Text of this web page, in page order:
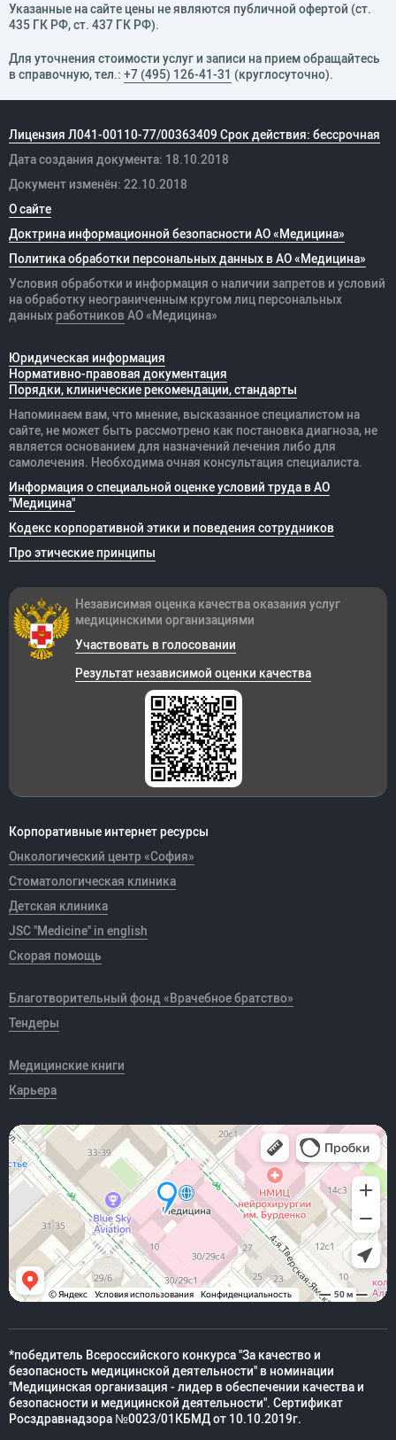
Указанные на сайте цены не являются публичной офертой (ст.
435 ГК РФ, cт. 437 ГК РФ).
Для уточнения стоимости услуг и записи на прием обращайтесь
в справочную, тел.: +7 (495) 126-41-31 (круглосуточно).
Лицензия Л041-00110-77/00363409 Срок действия: бессрочная
Дата создания документа: 18.10.2018
Документ изменён: 22.10.2018
О сайте
Доктрина информационной безопасности АО «Медицина»
Политика обработки персональных данных в АО «Медицина»
Условия обработки и информация о наличии запретов и условий
на обработку неограниченным кругом лиц персональных
данных работников АО «Медицина»
Юридическая информация
Нормативно-правовая документация
Порядки, клинические рекомендации, стандарты
Напоминаем вам, что мнение, высказанное специалистом на
сайте, не может быть рассмотрено как постановка диагноза, не
является основанием для назначений лечения либо для
самолечения. Необходима очная консультация специалиста.
Информация о специальной оценке условий труда в АО
"Медицина"
Кодекс корпоративной этики и поведения сотрудников
Про этические принципы
Корпоративные интернет ресурсы
Онкологический центр «София»
Стоматологическая клиника
Детская клиника
JSC "Medicine" in english
Скорая помощь
Благотворительный фонд «Врачебное братство»
Тендеры
Медицинские книги
Карьера
Независимая оценка качества оказания услуг
медицинскими организациями
Участвовать в голосовании
Результат независимой оценки качества
*победитель Всероссийского конкурса "За качество и
безопасность медицинской деятельности" в номинации
"Медицинская организация - лидер в обеспечении качества и
безопасности и медицинской деятельности". Сертификат
Росздравнадзора №0023/01КБМД от 10.10.2019г.